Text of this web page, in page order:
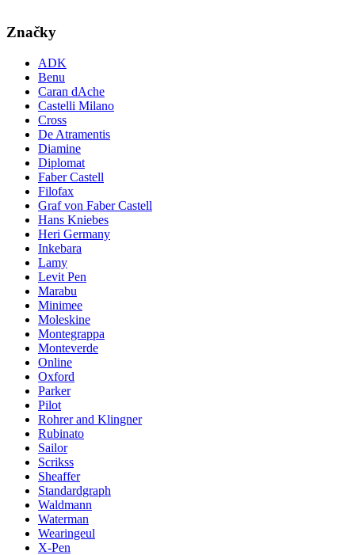
Značky
ADK
Benu
Caran dAche
Castelli Milano
Cross
De Atramentis
Diamine
Diplomat
Faber Castell
Filofax
Graf von Faber Castell
Hans Kniebes
Heri Germany
Inkebara
Lamy
Levit Pen
Marabu
Minimee
Moleskine
Montegrappa
Monteverde
Online
Oxford
Parker
Pilot
Rohrer and Klingner
Rubinato
Sailor
Scrikss
Sheaffer
Standardgraph
Waldmann
Waterman
Wearingeul
X-Pen